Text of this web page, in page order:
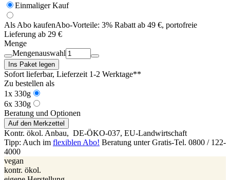
Einmaliger Kauf
Als Abo kaufenAbo-Vorteile: 3% Rabatt ab 49 €, portofreie
Lieferung ab 29 €
Menge
Mengenauswahl
Ins Paket legen
Sofort lieferbar, Lieferzeit 1-2 Werktage**
Zu bestellen als
1x 330g
6x 330g
Beratung und Optionen
Auf den Merkzettel
Kontr. ökol. Anbau, DE-ÖKO-037, EU-Landwirtschaft
Tipp: Auch im flexiblen Abo! Beratung unter Gratis-Tel. 0800 / 122-
4000
vegan
kontr. ökol.